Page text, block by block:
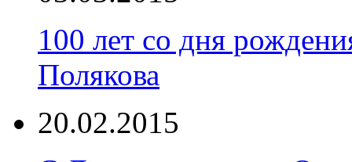
100 лет со дня
Полякова
20.02.2015